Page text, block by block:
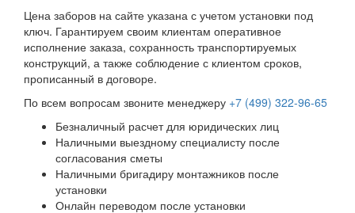
Цена заборов на сайте указана с учетом установки под
ключ. Гарантируем своим клиентам оперативное
исполнение заказа, сохранность транспортируемых
конструкций, а также соблюдение с клиентом сроков,
прописанный в договоре.
По всем вопросам звоните менеджеру +7 (499) 322-96-65
Безналичный расчет для юридических лиц
Наличными выездному специалисту после
согласования сметы
Наличными бригадиру монтажников после
установки
Онлайн переводом после установки